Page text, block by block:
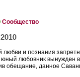
Сообщество
любви и познания
любовник вынужден
обещание, данное